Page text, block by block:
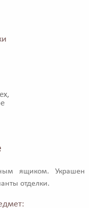
ящиком. Украшен
отделки.